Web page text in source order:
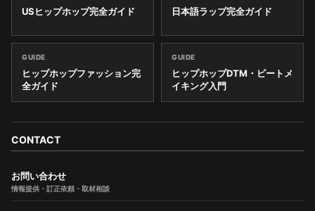
USヒップホップ完全ガイド 日本語ラップ完全ガイド
GUIDE
ヒップホップファッション完
全ガイド
GUIDE
ヒップホップDTM・ビートメ
イキング入門
CONTACT
お問い合わせ
情報提供・訂正依頼・取材相談